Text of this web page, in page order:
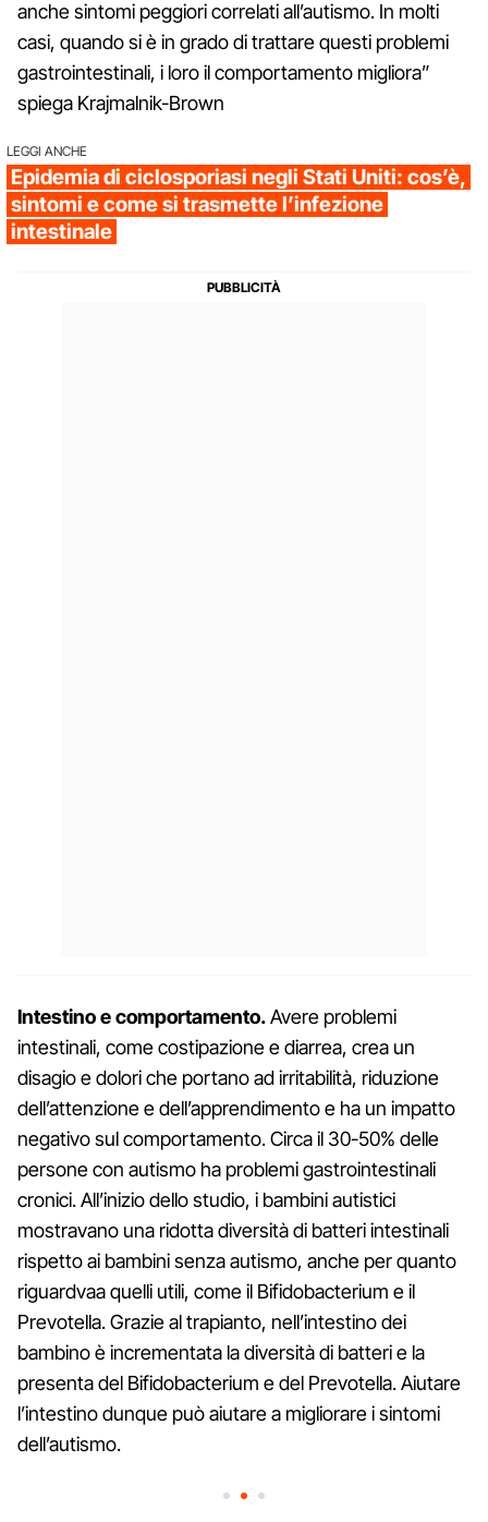
anche sintomi peggiori correlati all’autismo. In molti
casi, quando si è in grado di trattare questi problemi
gastrointestinali, i loro il comportamento migliora”
spiega Krajmalnik-Brown
LEGGI ANCHE
Epidemia di ciclosporiasi negli Stati Uniti: cos’è,
sintomi e come si trasmette l’infezione
intestinale
Intestino e comportamento.Avere problemi
intestinali, come costipazione e diarrea, crea un
disagio e dolori che portano ad irritabilità, riduzione
dell’attenzione e dell’apprendimento e ha un impatto
negativo sul comportamento. Circa il 30-50% delle
persone con autismo ha problemi gastrointestinali
cronici. All’inizio dello studio, i bambini autistici
mostravano una ridotta diversità di batteri intestinali
rispetto ai bambini senza autismo, anche per quanto
riguardvaa quelli utili, come il Bifidobacterium e il
Prevotella. Grazie al trapianto, nell’intestino dei
bambino è incrementata la diversità di batteri e la
presenta del Bifidobacterium e del Prevotella. Aiutare
l’intestino dunque può aiutare a migliorare i sintomi
dell’autismo.